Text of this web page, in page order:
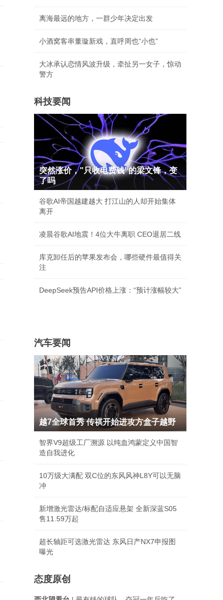
离海最远的地方，一群少年决定出发
小酒窝客串董璇新戏，直呼周也“小也”
大冰承认恋情风波升级，牵扯另一女子，惊动
警方
科技要闻
突然涨价，"只收电费钱"的梁文锋，变
了吗
谷歌AI帝国越建越大 打江山的人却开始集体
离开
凌晨谷歌AI地震！4位大牛离职 CEO退居二线
库克卸任后的苹果发布会，哪些硬件最值得关
注
DeepSeek预告API价格上涨：“预计涨幅较大”
汽车要闻
越7全球首秀 传祺开始进攻方盒子越野
智界V9超级工厂溯源 以纯血鸿蒙定义中国智
造自我进化
10万级大满配 双C位的东风风神L8Y可以无脑
冲
新增激光雷达/标配自适应悬架 全新深蓝S05
售11.59万起
超长轴距可选激光雷达 东风日产NX7申报图
曝光
态度原创